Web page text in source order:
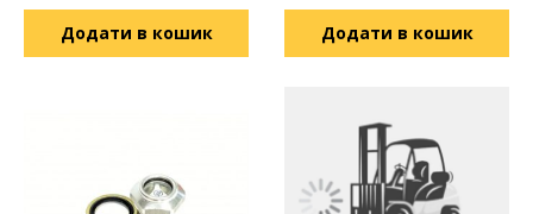
Додати в кошик Додати в кошик